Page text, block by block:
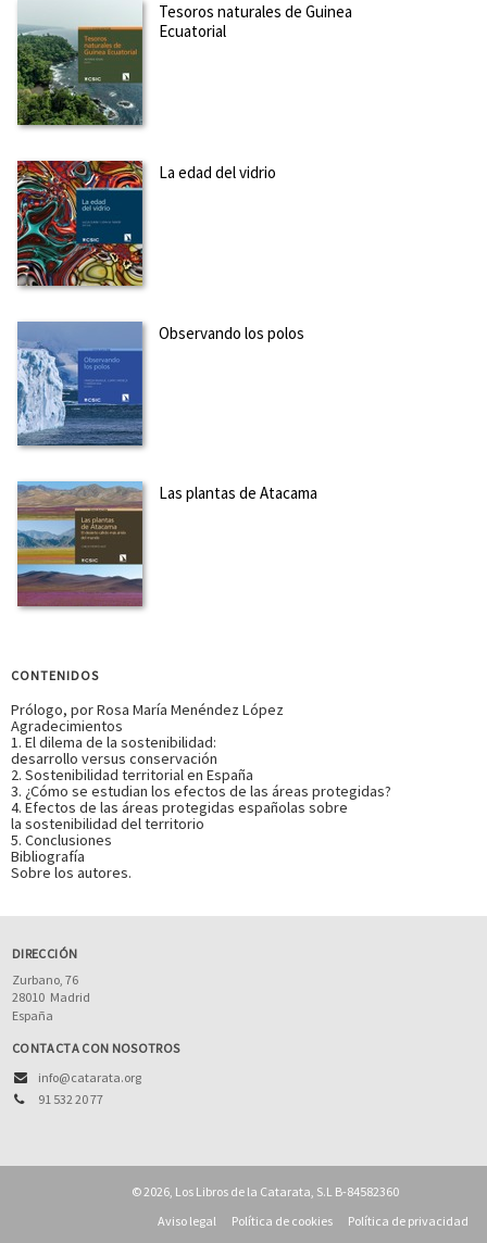
Tesoros naturales de Guinea
Ecuatorial
La edad del vidrio
Observando los polos
Las plantas de Atacama
CONTENIDOS
Prólogo, por Rosa María Menéndez López
Agradecimientos
1. El dilema de la sostenibilidad:
desarrollo versus conservación
2. Sostenibilidad territorial en España
3. ¿Cómo se estudian los efectos de las áreas protegidas?
4. Efectos de las áreas protegidas españolas sobre
la sostenibilidad del territorio
5. Conclusiones
Bibliografía
Sobre los autores.
DIRECCIÓN
Zurbano, 76
28010 Madrid
España
CONTACTA CON NOSOTROS
info@catarata.org
91 532 20 77
© 2026, Los Libros de la Catarata, S.L B-84582360
Aviso legal
Política de cookies Política de privacidad